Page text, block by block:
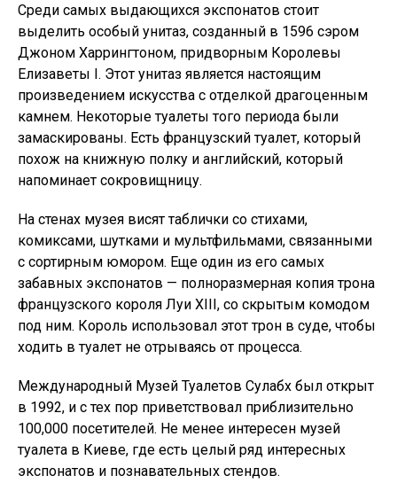
Среди самых выдающихся экспонатов стоит
выделить особый унитаз, созданный в 1596 сэром
Джоном Харрингтоном, придворным Королевы
Елизаветы I. Этот унитаз является настоящим
произведением искусства с отделкой драгоценным
камнем. Некоторые туалеты того периода были
замаскированы. Есть французский туалет, который
похож на книжную полку и английский, который
напоминает сокровищницу.
На стенах музея висят таблички со стихами,
комиксами, шутками и мультфильмами, связанными
с сортирным юмором. Еще один из его самых
забавных экспонатов — полноразмерная копия трона
французского короля Луи XIII, со скрытым комодом
под ним. Король использовал этот трон в суде, чтобы
ходить в туалет не отрываясь от процесса.
Международный Музей Туалетов Сулабх был открыт
в 1992, и с тех пор приветствовал приблизительно
100,000 посетителей. Не менее интересен музей
туалета в Киеве, где есть целый ряд интересных
экспонатов и познавательных стендов.